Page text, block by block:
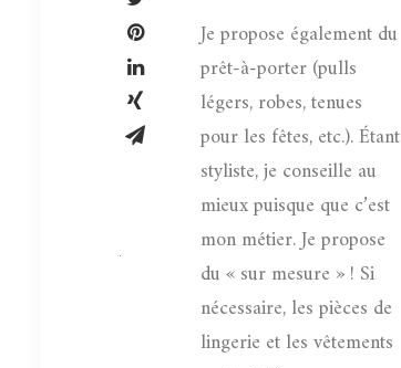
Je propose également du
prêt-à-porter (pulls
légers, robes, tenues
pour les fêtes, etc.). Étant
styliste, je conseille au
mieux puisque que c’est
mon métier. Je propose
du « sur mesure » ! Si
nécessaire, les pièces de
lingerie et les vêtements